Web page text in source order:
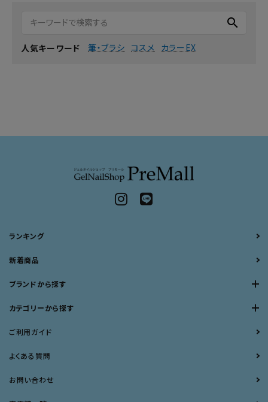
search
人気キーワード 筆・ブラシ コスメ カラーEX
ランキング
新着商品
ブランドから探す
カテゴリーから探す
ご利用ガイド
よくある質問
お問い合わせ